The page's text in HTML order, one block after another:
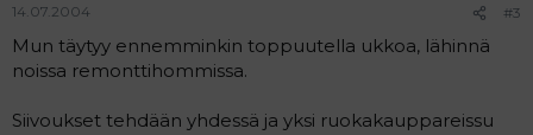
14.07.2004 #3
Mun täytyy ennemminkin toppuutella ukkoa, lähinnä
noissa remonttihommissa.
Siivoukset tehdään yhdessä ja yksi ruokakauppareissu